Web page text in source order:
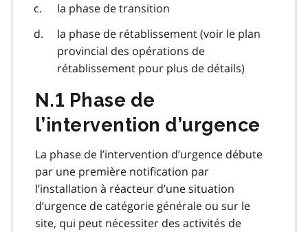
la phase de transition
la phase de rétablissement (voir le plan
provincial des opérations de
rétablissement pour plus de détails)
N.1 Phase de
l’intervention d’urgence
La phase de l’intervention d’urgence débute
par une première notification par
l’installation à réacteur d’une situation
d’urgence de catégorie générale ou sur le
site, qui peut nécessiter des activités de